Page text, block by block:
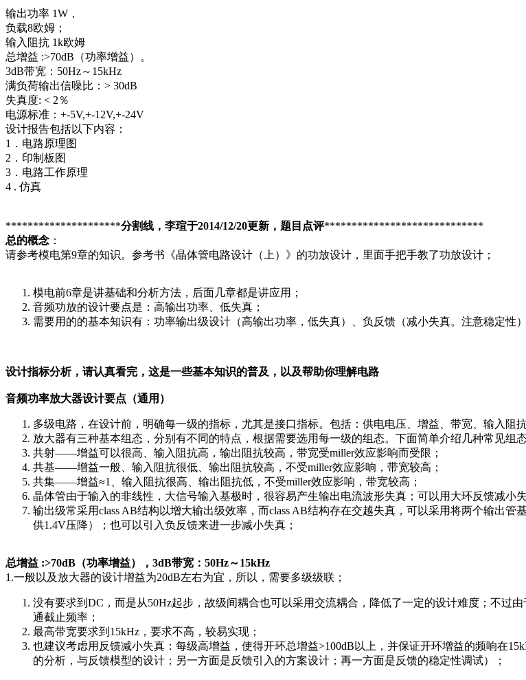
输出功率 1W，
负载8欧姆；
输入阻抗 1k欧姆
总增益 :>70dB（功率增益）。
3dB带宽：50Hz～15kHz
满负荷输出信噪比：> 30dB
失真度: < 2％
电源标准：+-5V,+-12V,+-24V
设计报告包括以下内容：
1．电路原理图
2．印制板图
3．电路工作原理
4 . 仿真
*********************分割线，李瑄于2014/12/20更新，题目点评*****************************
总的概念 ：
请参考模电第9章的知识。参考书《晶体管电路设计（上）》的功放设计，里面手把手教了功放设计；
模电前6章是讲基础和分析方法，后面几章都是讲应用；
音频功放的设计要点是：高输出功率、低失真；
需要用的的基本知识有：功率输出级设计（高输出功率，低失真）、负反馈（减小失真。注意稳定性
设计指标分析，请认真看完，这是一些基本知识的普及，以及帮助你理解电路
音频功率放大器设计要点（通用）
多级电路，在设计前，明确每一级的指标，尤其是接口指标。包括：供电电压、增益、带宽、输入阻
放大器有三种基本组态，分别有不同的特点，根据需要选用每一级的组态。下面简单介绍几种常见组态
共射——增益可以很高、输入阻抗高，输出阻抗较高，带宽受miller效应影响而受限；
共基——增益一般、输入阻抗很低、输出阻抗较高，不受miller效应影响，带宽较高；
共集——增益≈1、输入阻抗很高、输出阻抗低，不受miller效应影响，带宽较高；
晶体管由于输入的非线性，大信号输入基极时，很容易产生输出电流波形失真；可以用大环反馈减小失
输出级常采用class AB结构以增大输出级效率，而class AB结构存在交越失真，可以采用将两个输出
供1.4V压降）；也可以引入负反馈来进一步减小失真；
总增益 :>70dB（功率增益），3dB带宽：50Hz～15kHz
1.一般以及放大器的设计增益为20dB左右为宜，所以，需要多级级联；
没有要求到DC，而是从50Hz起步，故级间耦合也可以采用交流耦合，降低了一定的设计难度；不过
通截止频率；
最高带宽要求到15kHz，要求不高，较易实现；
也建议考虑用反馈减小失真：每级高增益，使得开环总增益>100dB以上，并保证开环增益的频响在
的分析，与反馈模型的设计；另一方面是反馈引入的方案设计；再一方面是反馈的稳定性调试）；